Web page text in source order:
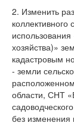
2. Изменить
хозяйства)»
кадастровым
- земли
области, СНТ
без изменения